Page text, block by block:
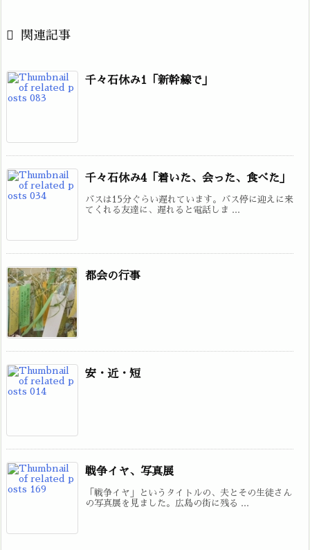
 関連記事
千々石休み1「新幹線で」
千々石休み4「着いた、会った、食べた」
バスは15分ぐらい遅れています。バス停に迎えに来
てくれる友達に、遅れると電話しま ...
都会の行事
安・近・短
戦争イヤ、写真展
「戦争イヤ」というタイトルの、夫とその生徒さん
の写真展を見ました。広島の街に残る ...